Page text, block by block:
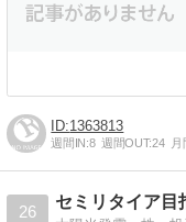
1363813
週間IN:8 週間OUT:24
26
セミリタイア目